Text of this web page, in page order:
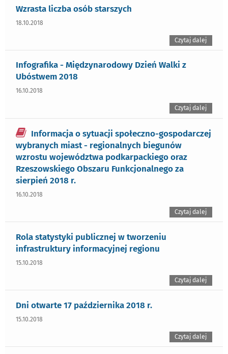
Wzrasta liczba osób starszych
18.10.2018
Czytaj dalej
Infografika - Międzynarodowy Dzień Walki z
Ubóstwem 2018
16.10.2018
Czytaj dalej
Informacja o sytuacji społeczno-gospodarczej
wybranych miast - regionalnych biegunów
wzrostu województwa podkarpackiego oraz
Rzeszowskiego Obszaru Funkcjonalnego za
sierpień 2018 r.
16.10.2018
Czytaj dalej
Rola statystyki publicznej w tworzeniu
infrastruktury informacyjnej regionu
15.10.2018
Czytaj dalej
Dni otwarte 17 października 2018 r.
15.10.2018
Czytaj dalej